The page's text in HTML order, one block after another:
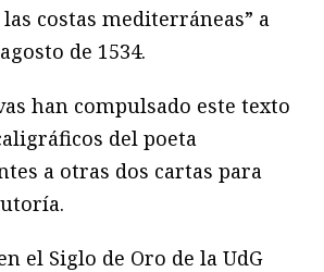
costas mediterráneas” a
de 1534.
han compulsado este texto
del poeta
a otras dos cartas para
el Siglo de Oro de la UdG